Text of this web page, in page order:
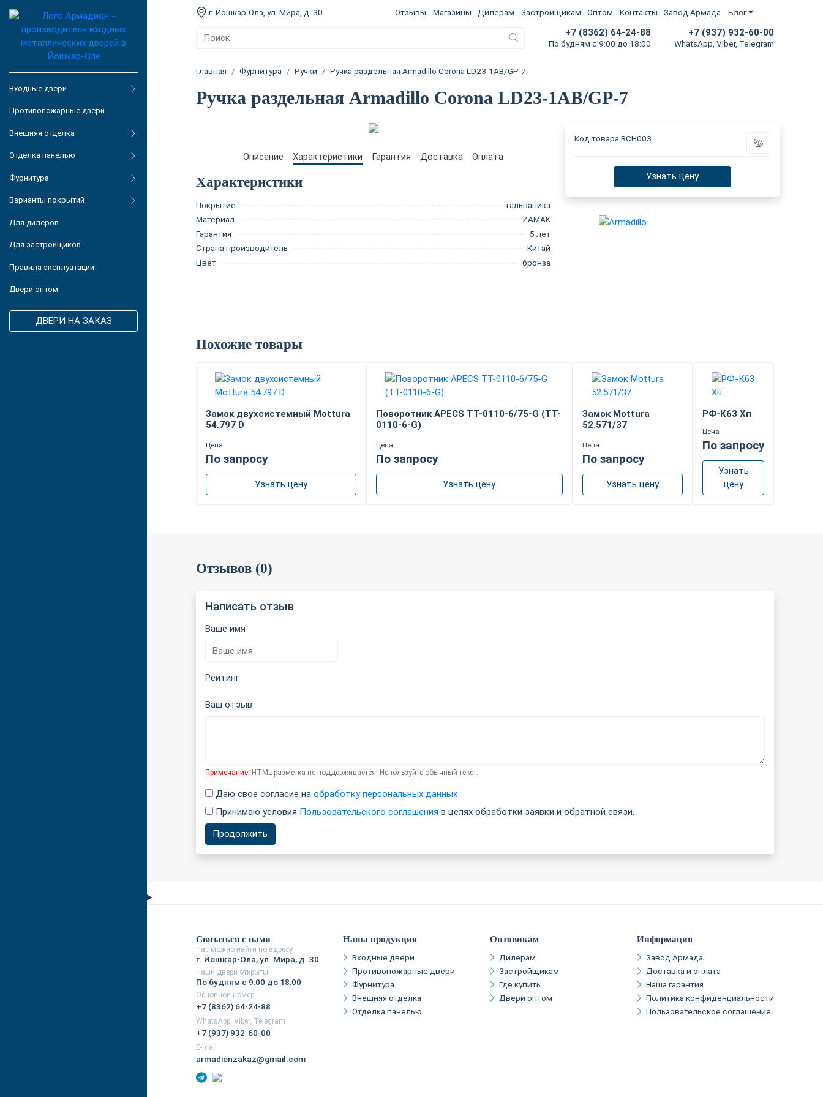
Входные двери
Противопожарные двери
Внешняя отделка
Отделка панелью
Фурнитура
Варианты покрытий
Для дилеров
Для застройщиков
Правила эксплуатации
Двери оптом
ДВЕРИ НА ЗАКАЗ
Отзывы Магазины Дилерам Застройщикам Оптом Контакты Завод Армада Блог
г. Йошкар-Ола, ул. Мира, д. 30
+7 (8362) 64-24-88
По будням с 9:00 до 18:00
+7 (937) 932-60-00
WhatsApp, Viber, Telegram
Главная Фурнитура Ручки Ручка раздельная Armadillo Corona LD23-1AB/GP-7
Ручка раздельная Armadillo Corona LD23-1AB/GP-7
Описание Характеристики Гарантия Доставка Оплата
Характеристики
Покрытие
гальваника
Материал.
ZAMAK
Гарантия
5 лет
Страна производитель
Китай
Цвет
бронза
Код товара RCH003
Узнать цену
Похожие товары
Замок двухсистемный Mottura
54.797 D
Цена
По запросу
Узнать цену
Поворотник APECS TT-0110-6/75-G (TT-
0110-6-G)
Цена
По запросу
Узнать цену
Замок Mottura
52.571/37
Цена
По запросу
Узнать цену
РФ-К63 Хп
Цена
По запросу
Узнать
цену
Отзывов (0)
Написать отзыв
Ваше имя
Рейтинг
Ваш отзыв
Примечание: HTML разметка не поддерживается! Используйте обычный текст.
Даю свое согласие на обработку персональных данных
Принимаю условия Пользовательского соглашения в целях обработки заявки и обратной связи.
Продолжить
Связаться с нами
Нас можно найти по адресу
г. Йошкар-Ола, ул. Мира, д. 30
Наши двери открыты
По будням с 9:00 до 18:00
Основной номер
+7 (8362) 64-24-88
WhatsApp, Viber, Telegram
+7 (937) 932-60-00
E-mail
armadionzakaz@gmail.com
Наша продукция
Входные двери
Противопожарные двери
Фурнитура
Внешняя отделка
Отделка панелью
Оптовикам
Дилерам
Застройщикам
Где купить
Двери оптом
Информация
Завод Армада
Доставка и оплата
Наша гарантия
Политика конфиденциальности
Пользовательское соглашение